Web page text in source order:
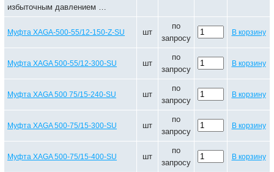
избыточным давлением …
Муфта XAGA-500-55/12-150-Z-SU шт
по
запросу
В корзину
Муфта XAGA 500-55/12-300-SU шт
по
запросу
В корзину
Муфта XAGA 500 75/15-240-SU шт
по
запросу
В корзину
Муфта XAGA 500-75/15-300-SU шт
по
запросу
В корзину
Муфта XAGA 500-75/15-400-SU шт
по
запросу
В корзину